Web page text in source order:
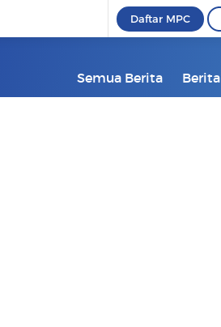
Daftar MPC
Semua Berita Berita